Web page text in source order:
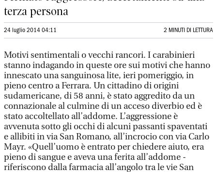
terza persona
24 luglio 2014 04:11 2 MINUTI DI LETTURA
Motivi sentimentali o vecchi rancori. I carabinieri
stanno indagando in queste ore sui motivi che hanno
innescato una sanguinosa lite, ieri pomeriggio, in
pieno centro a Ferrara. Un cittadino di origini
sudamericane, di 58 anni, è stato aggredito da un
connazionale al culmine di un acceso diverbio ed è
stato accoltellato all’addome. L’aggressione è
avvenuta sotto gli occhi di alcuni passanti spaventati
e allibiti in via San Romano, all’incrocio con via Carlo
Mayr. «Quell’uomo è entrato per chiedere aiuto, era
pieno di sangue e aveva una ferita all’addome -
riferiscono dalla farmacia all’angolo tra le vie San